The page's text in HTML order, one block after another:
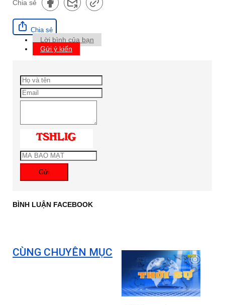
Chia sẻ
Chia sẻ
Lời bình của bạn
Gửi ý kiến
Gửi
BÌNH LUẬN FACEBOOK
CÙNG CHUYÊN MỤC